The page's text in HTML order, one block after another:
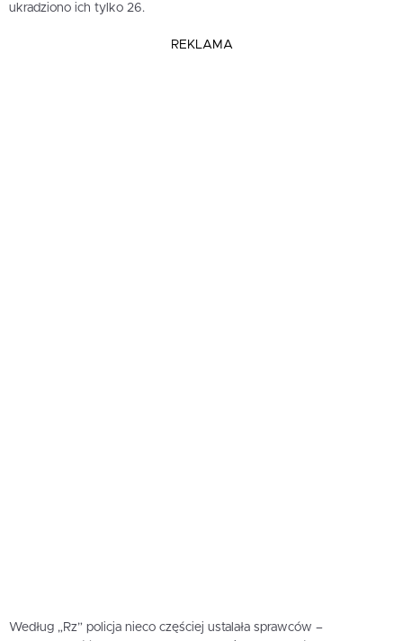
ukradziono ich tylko 26.
REKLAMA
Według „Rz” policja nieco częściej ustalała sprawców –